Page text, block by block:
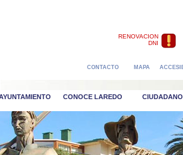
RENOVACION
DNI
CONTACTO MAPA
CONOCE LAREDO